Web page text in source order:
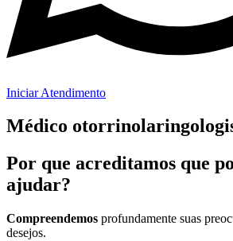
Iniciar Atendimento
Médico
Por que acreditamos que
ajudar?
Compreendemos profundamente suas
desejos.